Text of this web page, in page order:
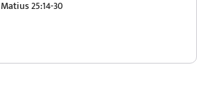
Matius 25:14-30